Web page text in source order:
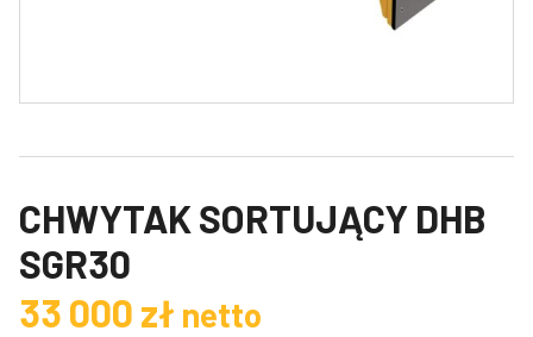
CHWYTAK SORTUJĄCY DHB
SGR30
33 000 zł netto